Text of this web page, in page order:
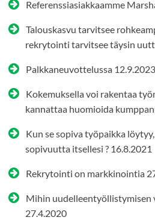
Referenssiasiakkaamme
Talouskasvu tarvitsee
rekrytointi tarvitsee täysin
Palkkaneuvottelussa 12.9.2023
Kokemuksella voi rakentaa
kannattaa huomioida
Kun se sopiva työpaikka
sopivuutta itsellesi ? 16.8.2021
Rekrytointi on markkinointia
Mihin uudelleentyöllistymisen
27.4.2020